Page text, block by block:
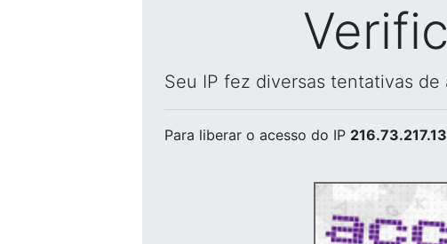
Seu IP fez diversas tentativas
Para liberar o acesso do IP